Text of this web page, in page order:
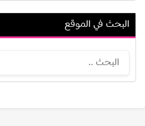
إسلام صبري
البحث في الموقع